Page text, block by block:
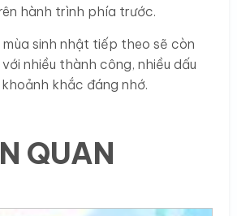
hành trình phía trước.
sinh nhật tiếp theo sẽ còn
nhiều thành công, nhiều dấu
khắc đáng nhớ.
QUAN